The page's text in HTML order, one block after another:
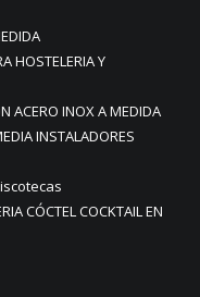
HOSTELERIA Y
ACERO INOX A MEDIDA
INSTALADORES
CÓCTEL COCKTAIL EN